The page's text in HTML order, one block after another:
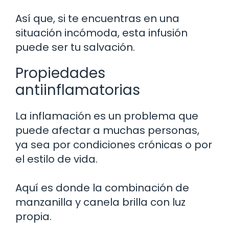
Así que, si te encuentras en una
situación incómoda, esta infusión
puede ser tu salvación.
Propiedades
antiinflamatorias
La inflamación es un problema que
puede afectar a muchas personas,
ya sea por condiciones crónicas o por
el estilo de vida.
Aquí es donde la combinación de
manzanilla y canela brilla con luz
propia.